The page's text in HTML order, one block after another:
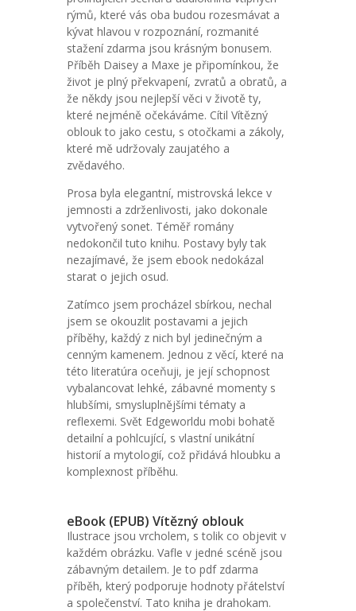
rýmů, které vás oba budou rozesmávat a
kývat hlavou v rozpoznání, rozmanité
stažení zdarma​ jsou krásným bonusem.
Příběh Daisey a Maxe je připomínkou, že
život je plný překvapení, zvratů a obratů, a
že někdy jsou nejlepší věci v životě ty,
které nejméně očekáváme. Cítil Vítězný
oblouk to jako cestu, s otočkami a zákoly,
které mě udržovaly zaujatého a
zvědavého.
Prosa byla elegantní, mistrovská lekce v
jemnosti a zdrženlivosti, jako dokonale
vytvořený sonet. Téměř romány
nedokončil tuto knihu. Postavy byly tak
nezajímavé, že jsem ebook nedokázal
starat o jejich osud.
Zatímco jsem procházel sbírkou, nechal
jsem se okouzlit postavami a jejich
příběhy, každý z nich byl jedinečným a
cenným kamenem. Jednou z věcí, které na
této literatúra oceňuji, je její schopnost
vybalancovat lehké, zábavné momenty s
hlubšími, smysluplnějšími tématy a
reflexemi. Svět Edgeworldu mobi bohatě
detailní a pohlcující, s vlastní unikátní
historií a mytologií, což přidává hloubku a
komplexnost příběhu.
eBook (EPUB) Vítězný oblouk
Ilustrace jsou vrcholem, s tolik co objevit v
každém obrázku. Vafle v jedné scéně jsou
zábavným detailem. Je to pdf zdarma
příběh, který podporuje hodnoty přátelství
a společenství. Tato kniha je drahokam.